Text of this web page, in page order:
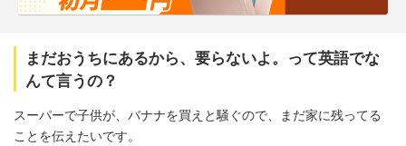
まだおうちにあるから、要らないよ。って英語でな
んて言うの？
スーパーで子供が、バナナを買えと騒ぐので、まだ家に残ってる
ことを伝えたいです。